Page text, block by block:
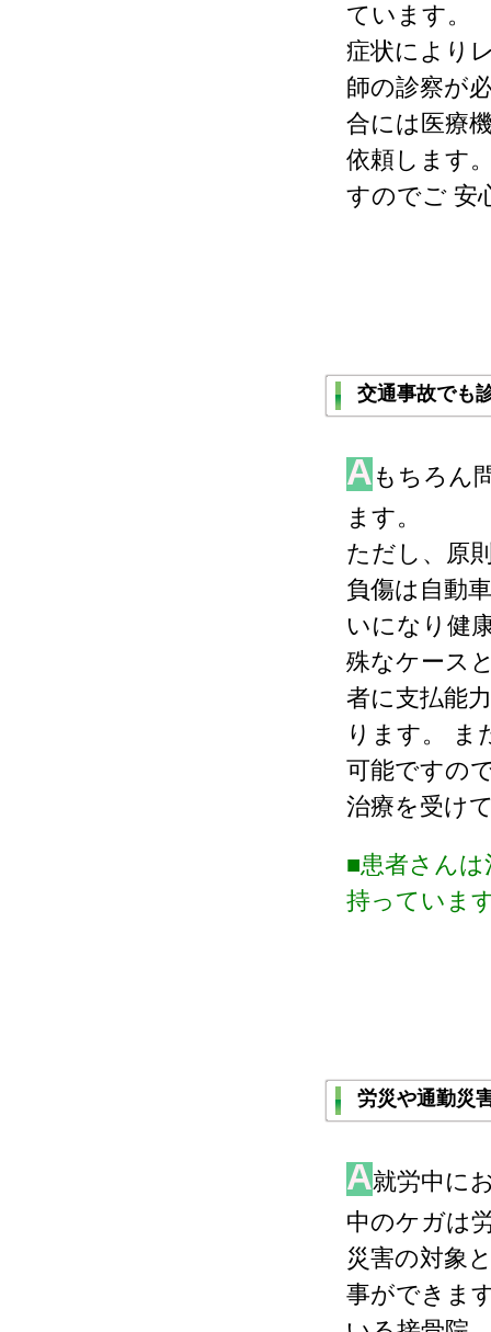
ています。
症状により
師の診察が
合には医療
依頼します
すのでご 安
交通事故でも
A もちろん
ます。
ただし、原
負傷は自動
いになり健
殊なケース
者に支払能
ります。 ま
可能ですの
治療を受け
■患者さん
持っていま
労災や通勤災
A就労中に
中のケガは
災害の対象
事ができま